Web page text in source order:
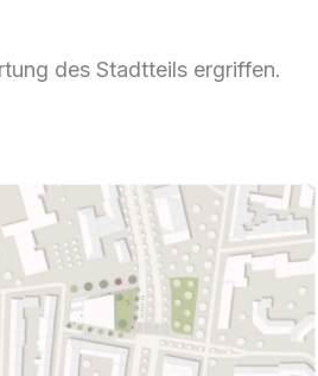
des Stadtteils ergriffen.